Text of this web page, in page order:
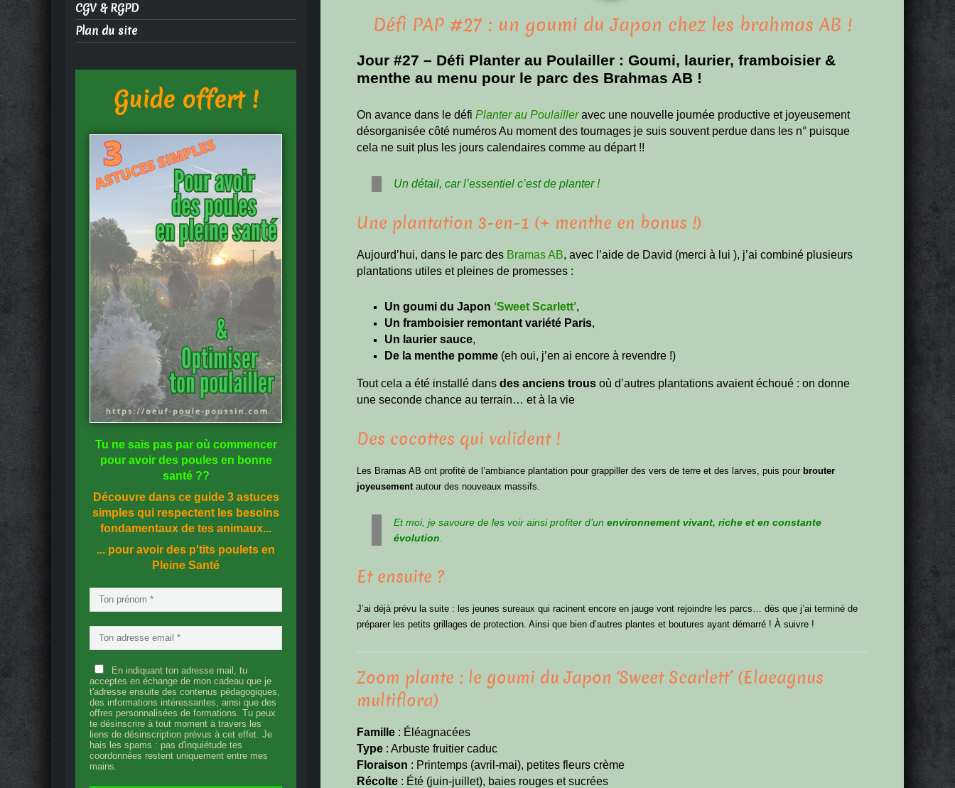
Défi PAP #27 : un goumi du Japon chez les brahmas AB !
Jour #27 – Défi Planter au Poulailler : Goumi, laurier, framboisier &
menthe au menu pour le parc des Brahmas AB !
On avance dans le défiPlanter au Poulailleravec une nouvelle journée productive et joyeusement
désorganisée côté numéros Au moment des tournages je suis souvent perdue dans les n° puisque
cela ne suit plus les jours calendaires comme au départ !!
Un détail, car l’essentiel c’est de planter !
Une plantation 3-en-1 (+ menthe en bonus !)
Aujourd’hui, dans le parc des Bramas AB, avec l’aide de David (merci à lui ), j’ai combiné plusieurs
plantations utiles et pleines de promesses :
Un goumi du Japon ‘Sweet Scarlett’,
Un framboisier remontant variété Paris,
Un laurier sauce,
De la menthe pomme (eh oui, j’en ai encore à revendre !)
Tout cela a été installé dansdes anciens trous où d’autres plantations avaient échoué : on donne
une seconde chance au terrain… et à la vie
Des cocottes qui valident !
Les Bramas AB ont profité de l’ambiance plantation pour grappiller des vers de terre et des larves, puis pour brouter
joyeusementautour des nouveaux massifs.
Et moi, je savoure de les voir ainsi profiter d’un environnement vivant, riche et en constante
évolution
Et ensuite ?
J’ai déjà prévu la suite : les jeunes sureaux qui racinent encore en jauge vont rejoindre les parcs… dès que j’ai terminé de
préparer les petits grillages de protection. Ainsi que bien d’autres plantes et boutures ayant démarré ! À suivre !
Zoom plante : le goumi du Japon ‘Sweet Scarlett’ (Elaeagnus
multiflora)
Famille : Éléagnacées
Type : Arbuste fruitier caduc
Floraison : Printemps (avril-mai), petites fleurs crème
Récolte : Été (juin-juillet), baies rouges et sucrées
CGV & RGPD
Plan du site
Guide offert !
Tu ne sais pas par où commencer
pour avoir des poules en bonne
santé??
Découvre dans ce guide 3 astuces
simples qui respectent les besoins
fondamentaux de tes animaux...
... pour avoir des p'tits poulets en
Pleine Santé
En indiquant ton adresse mail, tu
acceptes en échange de mon cadeau que je
t'adresse ensuite des contenus pédagogiques,
des informations intéressantes, ainsi que des
offres personnalisées de formations. Tu peux
te désinscrire à tout moment à travers les
liens de désinscription prévus à cet effet. Je
hais les spams : pas d'inquiétude tes
coordonnées restent uniquement entre mes
mains.